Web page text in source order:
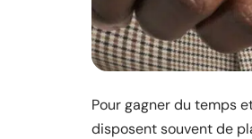
Pour gagner du temps
disposent souvent de